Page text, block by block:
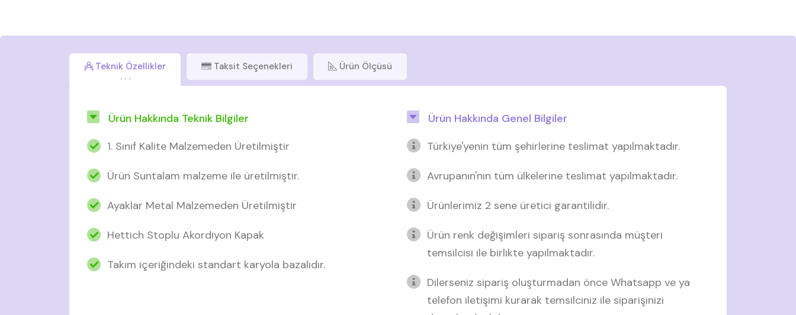
Teknik Özellikler Taksit Seçenekleri Ürün Ölçüsü
Ürün Hakkında Teknik Bilgiler
1. Sınıf Kalite Malzemeden Üretilmiştir
Ürün Suntalam malzeme ile üretilmiştir.
Ayaklar Metal Malzemeden Üretilmiştir
Hettich Stoplu Akordiyon Kapak
Takım içeriğindeki standart karyola bazalıdır.
Ürün Hakkında Genel Bilgiler
Türkiye'yenin tüm şehirlerine teslimat yapılmaktadır.
Avrupanın'nın tüm ülkelerine teslimat yapılmaktadır.
Ürünlerimiz 2 sene üretici garantilidir.
Ürün renk değişimleri sipariş sonrasında müşteri
temsilcisi ile birlikte yapılmaktadır.
Dilerseniz sipariş oluşturmadan önce Whatsapp ve ya
telefon iletişimi kurarak temsilciniz ile siparişinizi